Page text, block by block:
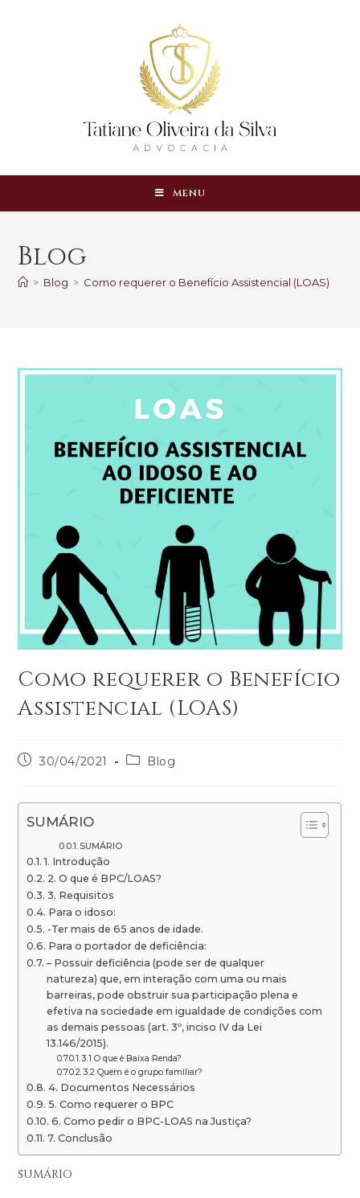
MENU
Blog
> Blog > Como requerer o Benefício Assistencial (LOAS)
Como requerer o Benefício
Assistencial (LOAS)
30/04/2021 Blog
SUMÁRIO
SUMÁRIO
1. Introdução
2. O que é BPC/LOAS?
3. Requisitos
Para o idoso:
-Ter mais de 65 anos de idade.
Para o portador de deficiência:
– Possuir deficiência (pode ser de qualquer
natureza) que, em interação com uma ou mais
barreiras, pode obstruir sua participação plena e
efetiva na sociedade em igualdade de condições com
as demais pessoas (art. 3º, inciso IV da Lei
13.146/2015).
3.1 O que é Baixa Renda?
3.2 Quem é o grupo familiar?
4. Documentos Necessários
5. Como requerer o BPC
6. Como pedir o BPC-LOAS na Justiça?
7. Conclusão
SUMÁRIO